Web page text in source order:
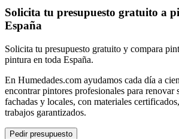
Solicita tu presupuesto gratuito a
España
Solicita tu presupuesto gratuito y compara
pintura en toda España.
En Humedades.com ayudamos cada día a
encontrar pintores profesionales para renovar
fachadas y locales, con materiales
trabajos garantizados.
Pedir presupuesto